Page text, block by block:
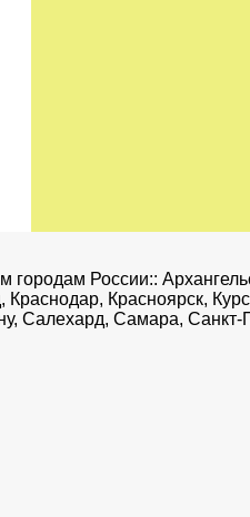
России::
Краснодар, Красноярск,
Салехард, Самара,